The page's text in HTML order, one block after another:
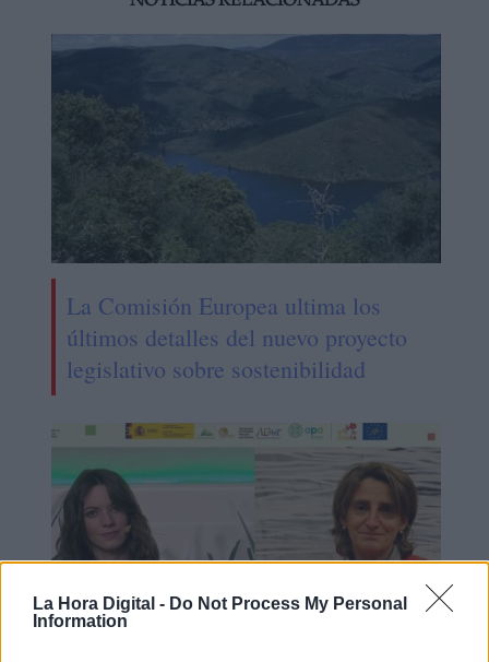
La Hora Digital - Do Not Process My Personal
Information
La Comisión Europea ultima los
últimos detalles del nuevo proyecto
legislativo sobre sostenibilidad